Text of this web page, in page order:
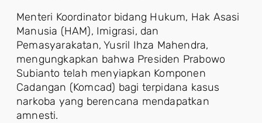
Menteri Koordinator bidang Hukum, Hak Asasi
Manusia (HAM), Imigrasi, dan
Pemasyarakatan, Yusril Ihza Mahendra,
mengungkapkan bahwa Presiden Prabowo
Subianto telah menyiapkan Komponen
Cadangan (Komcad) bagi terpidana kasus
narkoba yang berencana mendapatkan
amnesti.